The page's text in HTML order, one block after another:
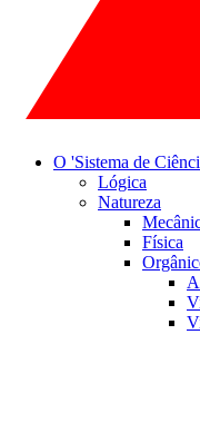
O 'Sistema de
Lógica
Natureza
Física